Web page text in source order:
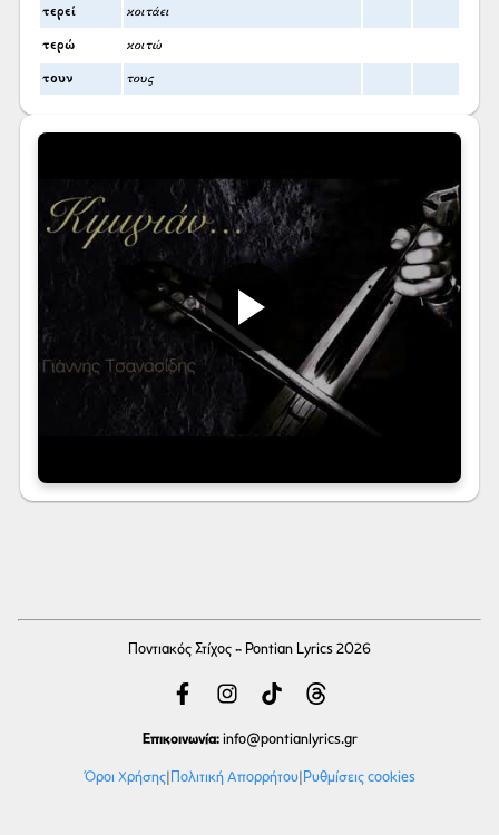
τερεί κοιτάει
τερώ κοιτώ
τουν τους
Ποντιακός Στίχος - Pontian Lyrics 2026
Επικοινωνία: info@pontianlyrics.gr
Όροι Χρήσης| Πολιτική Απορρήτου| Ρυθμίσεις cookies